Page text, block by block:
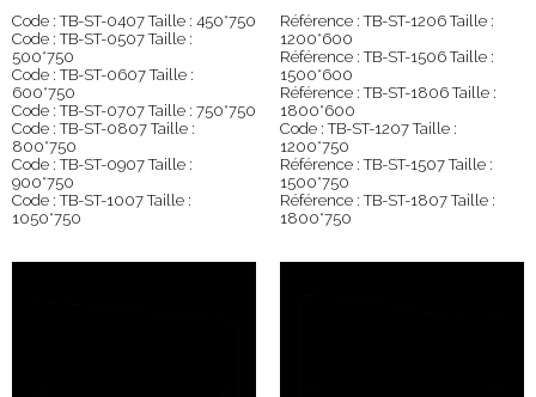
Code : TB-ST-0407 Taille : 450*750
Code : TB-ST-0507 Taille :
500*750
Code : TB-ST-0607 Taille :
600*750
Code : TB-ST-0707 Taille : 750*750
Code : TB-ST-0807 Taille :
800*750
Code : TB-ST-0907 Taille :
900*750
Code : TB-ST-1007 Taille :
1050*750
Référence : TB-ST-1206 Taille :
1200*600
Référence : TB-ST-1506 Taille :
1500*600
Référence : TB-ST-1806 Taille :
1800*600
Code : TB-ST-1207 Taille :
1200*750
Référence : TB-ST-1507 Taille :
1500*750
Référence : TB-ST-1807 Taille :
1800*750